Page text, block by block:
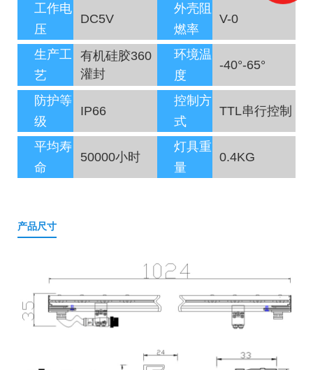
工作电
压
DC5V
外壳阻
燃率
V-0
生产工
艺
有机硅胶360
灌封
环境温
度
-40°-65°
防护等
级
IP66
控制方
式
TTL串行控制
平均寿
命
50000小时
灯具重
量
0.4KG
产品尺寸